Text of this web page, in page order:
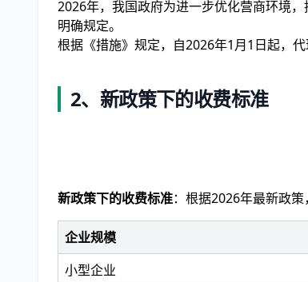
2026年，我国政府为进一步优化营商环境
明确规定。
根据《措施》规定，自2026年1月1日起，
2、新政策下的收费标准
新政策下的收费标准：根据2026年最新政
企业规模
小型企业